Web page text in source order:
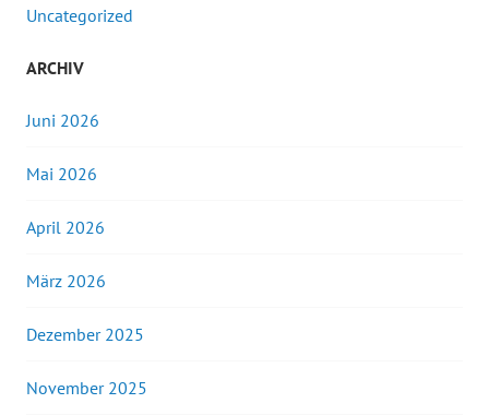
Uncategorized
ARCHIV
Juni 2026
Mai 2026
April 2026
März 2026
Dezember 2025
November 2025